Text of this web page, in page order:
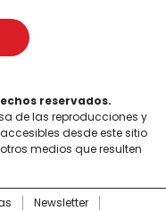
reservados.
de las reproducciones y
desde este sitio
medios que resulten
Newsletter